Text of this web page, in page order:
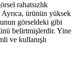
rahatsızlık
ürünün yüksek
görseldeki gibi
belirtmişlerdir. Yine
ve kullanışlı